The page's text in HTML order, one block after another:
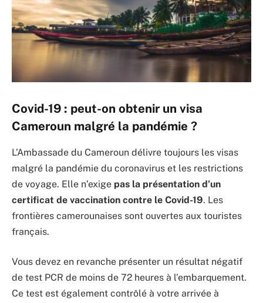
Covid-19 : peut-on obtenir un visa
Cameroun malgré la pandémie ?
L’Ambassade du Cameroun délivre toujours les visas
malgré la pandémie du coronavirus et les restrictions
de voyage. Elle n’exige pas la présentation d’un
certificat de vaccination contre le Covid-19. Les
frontières camerounaises sont ouvertes aux touristes
français.
Vous devez en revanche présenter un résultat négatif
de test PCR de moins de 72 heures à l’embarquement.
Ce test est également contrôlé à votre arrivée à